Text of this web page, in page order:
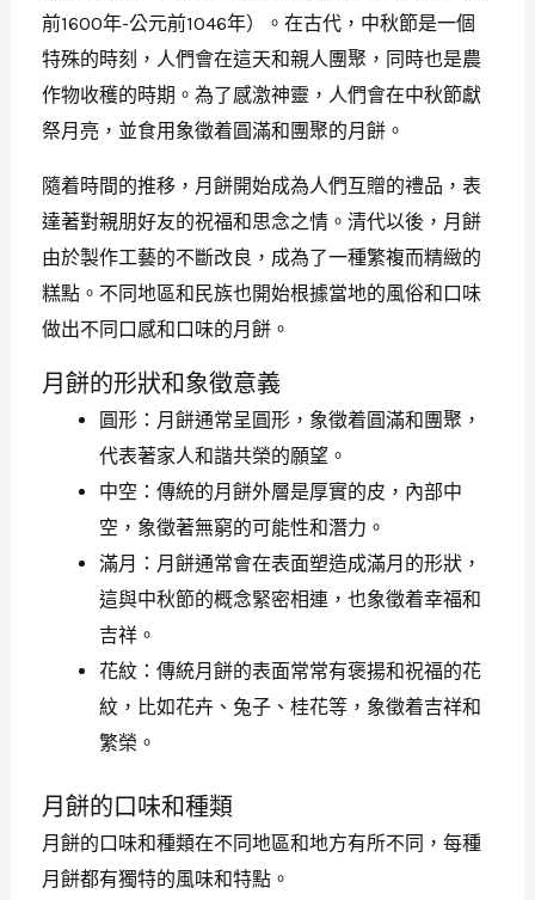
前1600年-公元前1046年）。在古代，中秋節是一個
特殊的時刻，人們會在這天和親人團聚，同時也是農
作物收穫的時期。為了感激神靈，人們會在中秋節獻
祭月亮，並食用象徵着圓滿和團聚的月餅。
隨着時間的推移，月餅開始成為人們互贈的禮品，表
達著對親朋好友的祝福和思念之情。清代以後，月餅
由於製作工藝的不斷改良，成為了一種繁複而精緻的
糕點。不同地區和民族也開始根據當地的風俗和口味
做出不同口感和口味的月餅。
月餅的形狀和象徵意義
圓形：月餅通常呈圓形，象徵着圓滿和團聚，
代表著家人和諧共榮的願望。
中空：傳統的月餅外層是厚實的皮，內部中
空，象徵著無窮的可能性和潛力。
滿月：月餅通常會在表面塑造成滿月的形狀，
這與中秋節的概念緊密相連，也象徵着幸福和
吉祥。
花紋：傳統月餅的表面常常有褒揚和祝福的花
紋，比如花卉、兔子、桂花等，象徵着吉祥和
繁榮。
月餅的口味和種類
月餅的口味和種類在不同地區和地方有所不同，每種
月餅都有獨特的風味和特點。